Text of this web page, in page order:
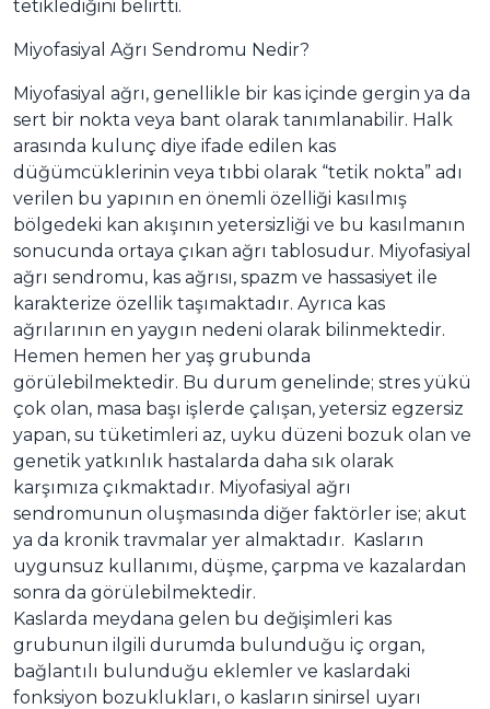
tetiklediğini belirtti.
Miyofasiyal Ağrı Sendromu Nedir?
Miyofasiyal ağrı, genellikle bir kas içinde gergin ya da
sert bir nokta veya bant olarak tanımlanabilir. Halk
arasında kulunç diye ifade edilen kas
düğümcüklerinin veya tıbbi olarak “tetik nokta” adı
verilen bu yapının en önemli özelliği kasılmış
bölgedeki kan akışının yetersizliği ve bu kasılmanın
sonucunda ortaya çıkan ağrı tablosudur. Miyofasiyal
ağrı sendromu, kas ağrısı, spazm ve hassasiyet ile
karakterize özellik taşımaktadır. Ayrıca kas
ağrılarının en yaygın nedeni olarak bilinmektedir.
Hemen hemen her yaş grubunda
görülebilmektedir. Bu durum genelinde; stres yükü
çok olan, masa başı işlerde çalışan, yetersiz egzersiz
yapan, su tüketimleri az, uyku düzeni bozuk olan ve
genetik yatkınlık hastalarda daha sık olarak
karşımıza çıkmaktadır. Miyofasiyal ağrı
sendromunun oluşmasında diğer faktörler ise; akut
ya da kronik travmalar yer almaktadır. Kasların
uygunsuz kullanımı, düşme, çarpma ve kazalardan
sonra da görülebilmektedir.
Kaslarda meydana gelen bu değişimleri kas
grubunun ilgili durumda bulunduğu iç organ,
bağlantılı bulunduğu eklemler ve kaslardaki
fonksiyon bozuklukları, o kasların sinirsel uyarı